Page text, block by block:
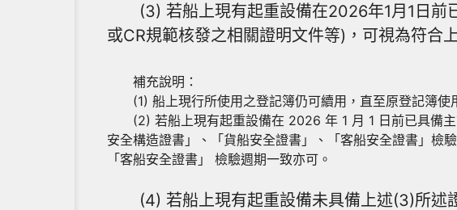
(3) 若船上現有起重設備在2026年1月1日前
或CR規範核發之相關證明文件等)，可視為符合
補充說明：
(1) 船上現行所使用之登記簿仍可續用，直至原登記簿使
(2) 若船上現有起重設備在 2026 年 1 月 1 日前已具備主
安全構造證書」、「貨船安全證書」、「客船安全證書」檢
「客船安全證書」 檢驗週期一致亦可。
(4) 若船上現有起重設備未具備上述(3)所述